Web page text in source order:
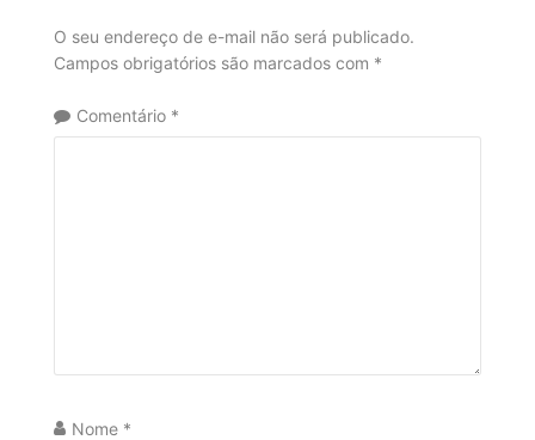
O seu endereço de e-mail não será publicado.
Campos obrigatórios são marcados com *
Comentário *
Nome *